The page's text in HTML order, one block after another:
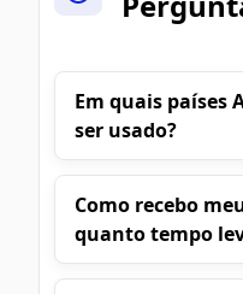
Em quais países
ser usado?
Como recebo
quanto tempo